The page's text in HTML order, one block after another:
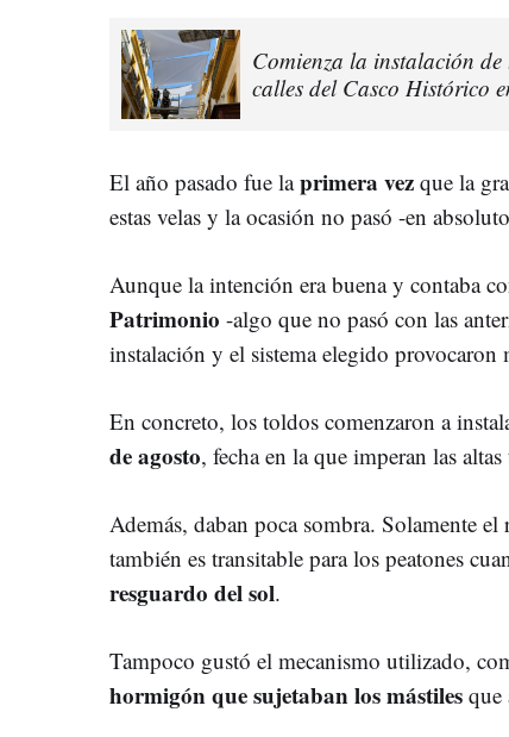
Comienza la instalación
calles del Casco Histórico
El año pasado fue laprimera vez que la
estas velas y la ocasión no pasó -en
Aunque la intención era buena y contaba
Patrimonio -algo que no pasó con las
instalación y el sistema elegido
En concreto, los toldos comenzaron a
de agosto, fecha en la que imperan las altas
Además, daban poca sombra. Solamente
también es transitable para los peatones
resguardo del sol.
Tampoco gustó el mecanismo utilizado,
hormigón que sujetaban los mástiles que